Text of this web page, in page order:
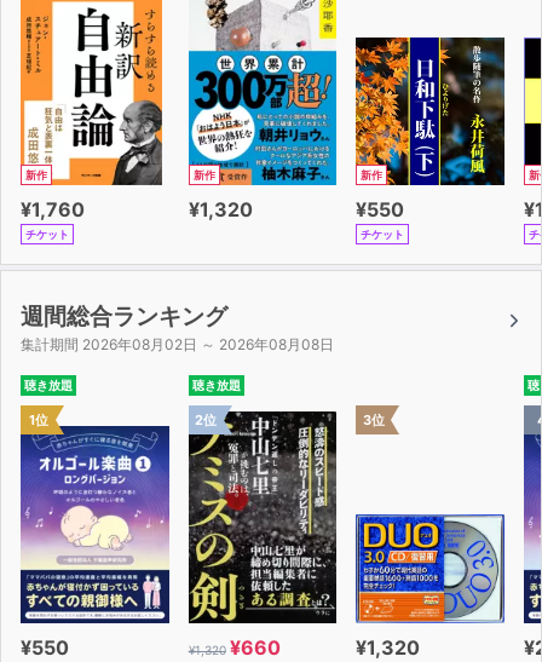
新作
¥1,760
チケット
新作
¥1,320
新作
¥550
チケット
新
チ
週間総合ランキング
集計期間 2026年08月02日 ～ 2026年08月08日
聴き放題
1位
¥550
聴き放題
2位
¥1,320 ¥660
3位
¥1,320
聴